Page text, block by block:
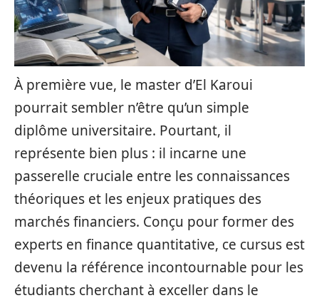
À première vue, le master d’El Karoui
pourrait sembler n’être qu’un simple
diplôme universitaire. Pourtant, il
représente bien plus : il incarne une
passerelle cruciale entre les connaissances
théoriques et les enjeux pratiques des
marchés financiers. Conçu pour former des
experts en finance quantitative, ce cursus est
devenu la référence incontournable pour les
étudiants cherchant à exceller dans le